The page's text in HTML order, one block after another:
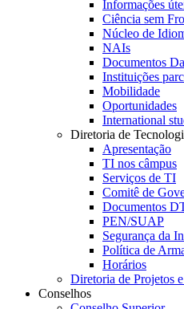
Informações
Ciência sem
Núcleo de
NAIs
Documentos
Instituições
Mobilidade
Oportunidades
International
Diretoria de
Apresentação
TI nos câmpus
Serviços de TI
Comitê de
Documentos
PEN/SUAP
Segurança da
Política de
Horários
Diretoria de Projetos
Conselhos